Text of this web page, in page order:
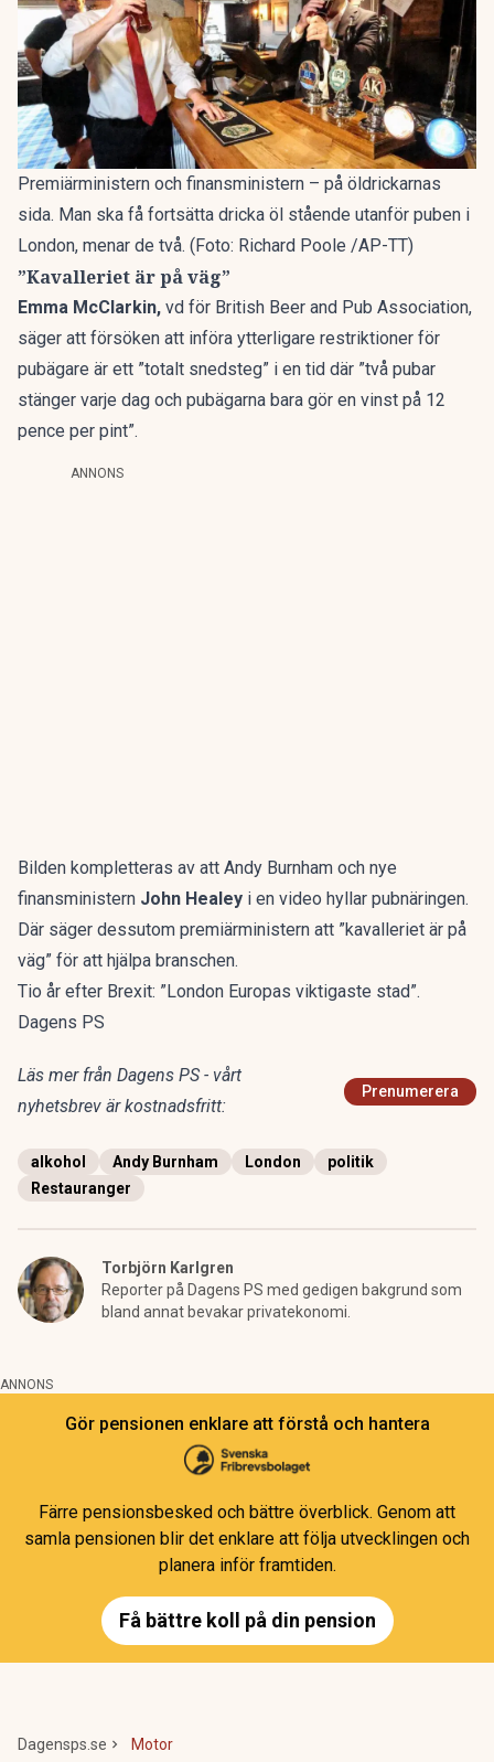
Premiärministern och finansministern – på öldrickarnas
sida. Man ska få fortsätta dricka öl stående utanför puben i
London, menar de två. (Foto: Richard Poole /AP-TT)
”Kavalleriet är på väg”
Emma McClarkin, vd för British Beer and Pub Association,
säger att försöken att införa ytterligare restriktioner för
pubägare är ett ”totalt snedsteg” i en tid där ”två pubar
stänger varje dag och pubägarna bara gör en vinst på 12
pence per pint”.
ANNONS
Bilden kompletteras av att Andy Burnham och nye
finansministern John Healey i en video hyllar pubnäringen.
Där säger dessutom premiärministern att ”kavalleriet är på
väg” för att hjälpa branschen.
Tio år efter Brexit: ”London Europas viktigaste stad”.
Dagens PS
Läs mer från Dagens PS - vårt
nyhetsbrev är kostnadsfritt:
Prenumerera
alkohol Andy Burnham London
politik
Restauranger
Torbjörn Karlgren
Reporter på Dagens PS med gedigen bakgrund som
bland annat bevakar privatekonomi.
ANNONS
Gör pensionen enklare att förstå och hantera
Färre pensionsbesked och bättre överblick. Genom att
samla pensionen blir det enklare att följa utvecklingen och
planera inför framtiden.
Få bättre koll på din pension
Dagensps.se Motor